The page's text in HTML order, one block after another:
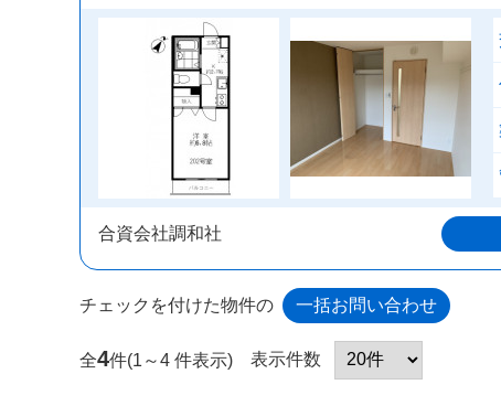
合資会社調和社
チェックを付けた物件の
全4件(1～4 件表示) 表示件数